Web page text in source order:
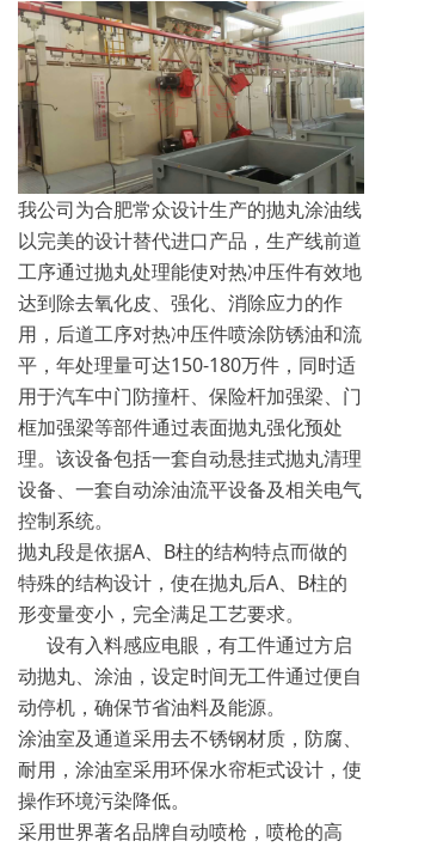
我公司为合肥常众设计生产的抛丸涂油线
以完美的设计替代进口产品，生产线前道
工序通过抛丸处理能使对热冲压件有效地
达到除去氧化皮、强化、消除应力的作
用，后道工序对热冲压件喷涂防锈油和流
平，年处理量可达150-180万件，同时适
用于汽车中门防撞杆、保险杆加强梁、门
框加强梁等部件通过表面抛丸强化预处
理。该设备包括一套自动悬挂式抛丸清理
设备、一套自动涂油流平设备及相关电气
控制系统。
抛丸段是依据A、B柱的结构特点而做的
特殊的结构设计，使在抛丸后A、B柱的
形变量变小，完全满足工艺要求。
设有入料感应电眼，有工件通过方启
动抛丸、涂油，设定时间无工件通过便自
动停机，确保节省油料及能源。
涂油室及通道采用去不锈钢材质，防腐、
耐用，涂油室采用环保水帘柜式设计，使
操作环境污染降低。
采用世界著名品牌自动喷枪，喷枪的高